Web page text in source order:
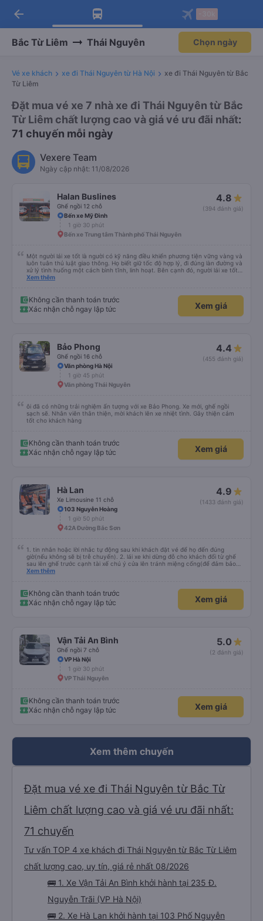
Tải app Vexere ngay!
Nhận ưu đãi thành viên độc
Mở app
Tải app Vexere
-30k/ghế khi đặt vé máy bay qua
Mở app
arrow_back
Bắc Từ Liêm Thái Nguyên Chọn ngày
Vé xe khách xe đi Thái Nguyên từ Hà Nội
xe đi Thái Nguyên từ Bắc
Từ Liêm
Đặt mua vé xe 7 nhà xe đi Thái Nguyên từ Bắc
Từ Liêm chất lượng cao và giá vé ưu đãi nhất:
71 chuyến mỗi ngày
Vexere Team
Ngày cập nhật: 11/08/2026
Halan Buslines
Ghế ngồi 12 chỗ
4.8
(394 đánh giá)
Bến xe Mỹ Đình
1 giờ 30 phút
Bến xe Trung tâm Thành phố Thái Nguyên
Một người lái xe tốt là người có kỹ năng điều khiển phương tiện vững vàng và
luôn tuân thủ luật giao thông. Họ biết giữ tốc độ hợp lý, đi đúng làn đường và
xử lý tình huống một cách bình tĩnh, linh hoạt. Bên cạnh đó, người lái xe tốt
còn có ý thức trách nhiệm cao, không sử dụng rượu bia hay điện thoại khi
năng mà còn là văn hóa và ý thức của mỗi người.
Xem thêm
Không cần thanh toán trước
Xác nhận chỗ ngay lập tức
Xem giá
Bảo Phong
Ghế ngồi 16 chỗ
4.4
(455 đánh giá)
Văn phòng Hà Nội
1 giờ 45 phút
Văn phòng Thái Nguyên
ôi đã có những trải nghiệm ấn tượng với xe Bảo Phong. Xe mới, ghế ngồi
sạch sẽ. Nhân viên thân thiện, mời khách lên xe nhiệt tình. Gây thiện cảm
tốt cho khách hàng
Không cần thanh toán trước
Xác nhận chỗ ngay lập tức
Xem giá
Hà Lan
Xe Limousine 11 chỗ
4.9
(1433 đánh giá)
103 Nguyễn Hoàng
1 giờ 50 phút
42A Đường Bắc Sơn
1. tin nhắn hoặc lời nhắc tự động sau khi khách đặt vé để họ đến đúng
giờ(nếu không sẽ bị trễ chuyến). 2. lái xe khi dừng đỗ cho khách đổi từ ghế
sau lên ghế trước cạnh tài xế chú ý cửa lên tránh miệng cống(để đảm bảo
an toàn cho khách- tại HN: miệng cống bằng sắt chữ nhật dạng ô lưới, cửa
Tng kịp 20h, để khách nối chuyến Xe 11 chỗ nên thoáng đãng.
Xem thêm
Không cần thanh toán trước
Xác nhận chỗ ngay lập tức
Xem giá
Vận Tải An Bình
Ghế ngồi 7 chỗ
5.0
(2 đánh giá)
VP Hà Nội
1 giờ 30 phút
VP Thái Nguyên
Không cần thanh toán trước
Xác nhận chỗ ngay lập tức
Xem giá
Xem thêm chuyến
Đặt mua vé xe đi Thái Nguyên từ Bắc Từ
Liêm chất lượng cao và giá vé ưu đãi nhất:
71 chuyến
Tư vấn TOP 4 xe khách đi Thái Nguyên từ Bắc Từ Liêm
chất lượng cao, uy tín, giá rẻ nhất 08/2026
🚌 1. Xe Vận Tải An Bình khởi hành tại 235 Đ.
Nguyễn Trãi (VP Hà Nội)
🚌 2. Xe Hà Lan khởi hành tại 103 Phố Nguyễn